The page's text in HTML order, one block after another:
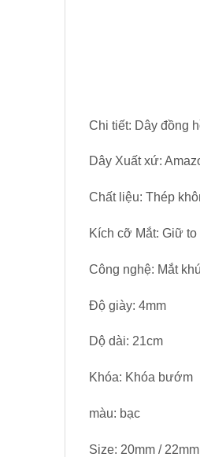
Chi tiết: Dây đồng
Dây Xuất xứ:
Chất liệu: Thép
Kích cỡ Mắt: Giữ to
Công nghệ: Mắt
Độ giày: 4mm
Dộ dài: 21cm
Khóa: Khóa bướm
màu: bạc
Size: 20mm /